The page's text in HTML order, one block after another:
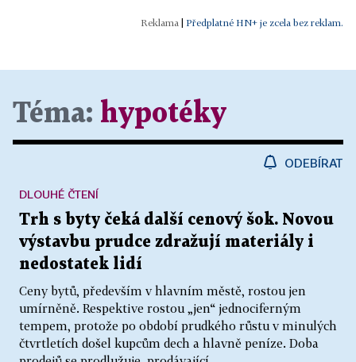
Předplatné HN+ je zcela bez reklam.
Téma: hypotéky
ODEBÍRAT
Trh s byty čeká další cenový šok. Novou
výstavbu prudce zdražují materiály i
nedostatek lidí
Ceny bytů, především v hlavním městě, rostou jen
umírněně. Respektive rostou „jen“ jednociferným
tempem, protože po období prudkého růstu v minulých
čtvrtletích došel kupcům dech a hlavně peníze. Doba
DLOUHÉ ČTENÍ